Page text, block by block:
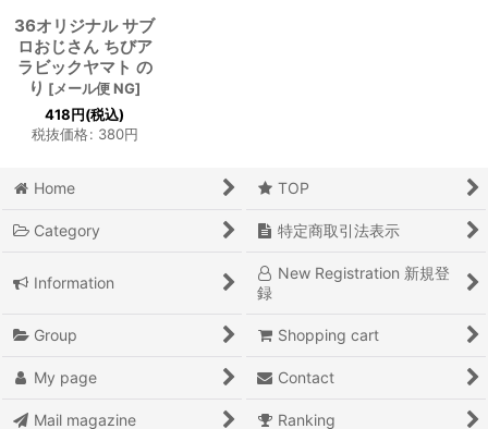
36オリジナル サブ
ロおじさん ちびア
ラビックヤマト の
り [メール便 NG]
418円(税込)
税抜価格: 380円
Home TOP
Category 特定商取引法表示
Information
New Registration 新規登
録
Group Shopping cart
My page Contact
Mail magazine Ranking